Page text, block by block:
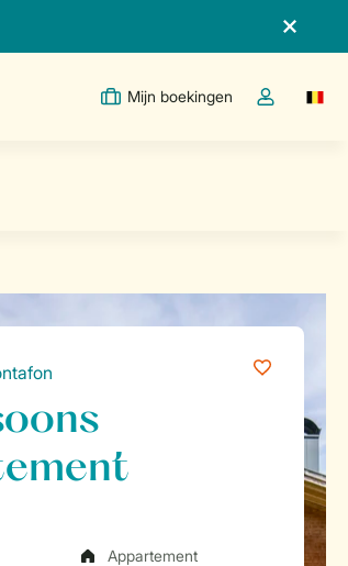
Mijn boekingen
Open de
Appartement